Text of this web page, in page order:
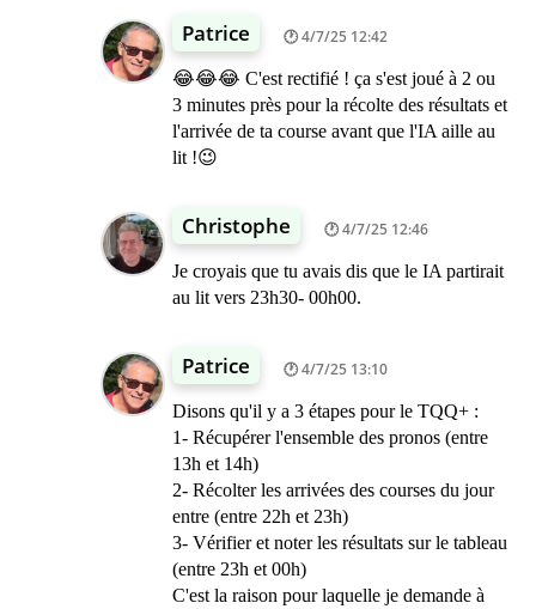
Patrice 4/7/25 12:42
😂😂😂 C'est rectifié ! ça s'est joué à 2 ou
3 minutes près pour la récolte des résultats et
l'arrivée de ta course avant que l'IA aille au
lit !😉
Christophe 4/7/25 12:46
Je croyais que tu avais dis que le IA partirait
au lit vers 23h30- 00h00.
Patrice 4/7/25 13:10
Disons qu'il y a 3 étapes pour le TQQ+ :
1- Récupérer l'ensemble des pronos (entre
13h et 14h)
2- Récolter les arrivées des courses du jour
entre (entre 22h et 23h)
3- Vérifier et noter les résultats sur le tableau
(entre 23h et 00h)
C'est la raison pour laquelle je demande à